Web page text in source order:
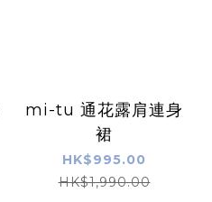
mi-tu 通花露肩連身
裙
HK$995.00
HK$1,990.00